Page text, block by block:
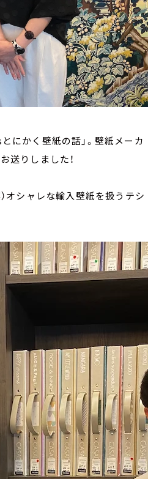
にかく壁紙の話」。壁紙メーカ
送りしました！
オシャレな輸入壁紙を扱うテシ